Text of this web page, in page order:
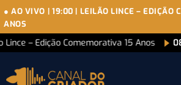
● AO VIVO | 19:00 | LEILÃO LINCE – EDIÇÃO
ANOS
Lince – Edição Comemorativa 15 Anos